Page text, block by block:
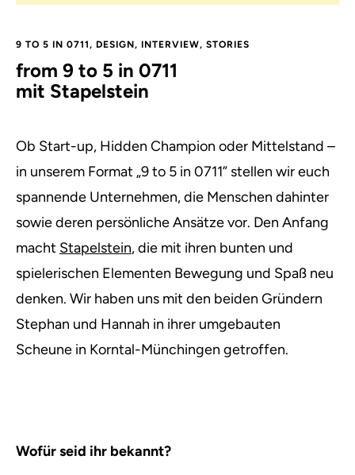
9 TO 5 IN 0711, DESIGN, INTERVIEW, STORIES
from 9 to 5 in 0711
mit Stapelstein
Ob Start-up, Hidden Champion oder Mittelstand –
in unserem Format „9 to 5 in 0711” stellen wir euch
spannende Unternehmen, die Menschen dahinter
sowie deren persönliche Ansätze vor. Den Anfang
macht Stapelstein, die mit ihren bunten und
spielerischen Elementen Bewegung und Spaß neu
denken. Wir haben uns mit den beiden Gründern
Stephan und Hannah in ihrer umgebauten
Scheune in Korntal-Münchingen getroffen.
Wofür seid ihr bekannt?